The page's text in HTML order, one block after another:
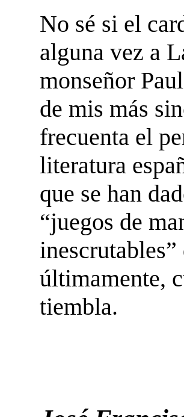
No sé si el
alguna vez a
monseñor
de mis más
frecuenta el
literatura
que se han
“juegos de
últimamente,
tiembla.